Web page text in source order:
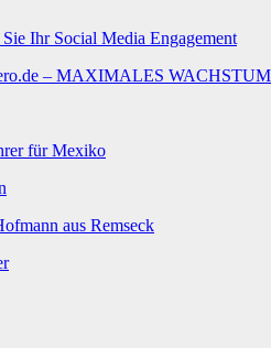
Ihr Social Media Engagement
– MAXIMALES
für Mexiko
aus Remseck